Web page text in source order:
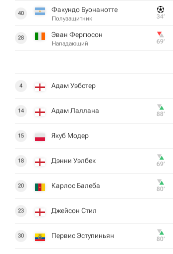
40 Факундо Буонанотте
Полузащитник 34‎’‎
28 Эван Фергюсон
Нападающий 69‎’‎
4 Адам Уэбстер
14 Адам Лаллана 88‎’‎
15 Якуб Модер
18 Дэнни Уэлбек 69‎’‎
20 Карлос Балеба 80‎’‎
23 Джейсон Стил
30 Первис Эступиньян 80‎’‎